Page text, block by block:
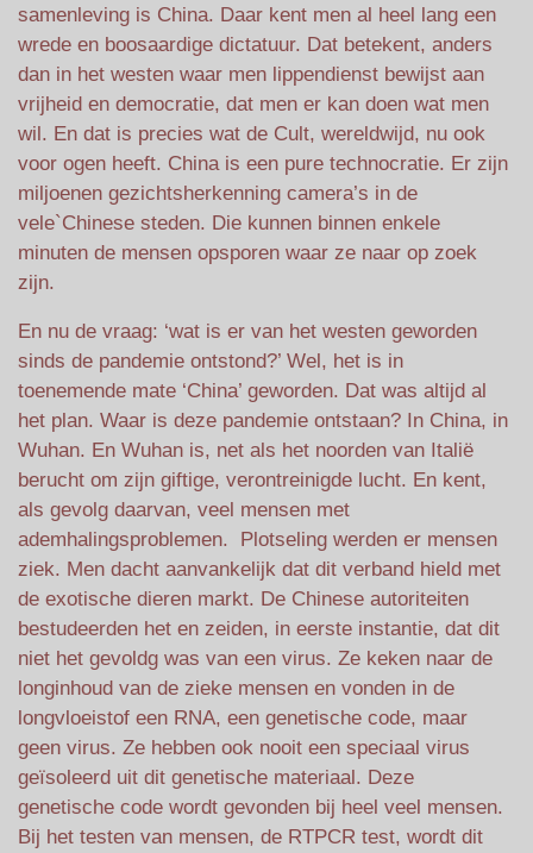
samenleving is China. Daar kent men al heel lang een
wrede en boosaardige dictatuur. Dat betekent, anders
dan in het westen waar men lippendienst bewijst aan
vrijheid en democratie, dat men er kan doen wat men
wil. En dat is precies wat de Cult, wereldwijd, nu ook
voor ogen heeft. China is een pure technocratie. Er zijn
miljoenen gezichtsherkenning camera’s in de
vele`Chinese steden. Die kunnen binnen enkele
minuten de mensen opsporen waar ze naar op zoek
zijn.
En nu de vraag: ‘wat is er van het westen geworden
sinds de pandemie ontstond?’ Wel, het is in
toenemende mate ‘China’ geworden. Dat was altijd al
het plan. Waar is deze pandemie ontstaan? In China, in
Wuhan. En Wuhan is, net als het noorden van Italië
berucht om zijn giftige, verontreinigde lucht. En kent,
als gevolg daarvan, veel mensen met
ademhalingsproblemen. Plotseling werden er mensen
ziek. Men dacht aanvankelijk dat dit verband hield met
de exotische dieren markt. De Chinese autoriteiten
bestudeerden het en zeiden, in eerste instantie, dat dit
niet het gevoldg was van een virus. Ze keken naar de
longinhoud van de zieke mensen en vonden in de
longvloeistof een RNA, een genetische code, maar
geen virus. Ze hebben ook nooit een speciaal virus
geïsoleerd uit dit genetische materiaal. Deze
genetische code wordt gevonden bij heel veel mensen.
Bij het testen van mensen, de RTPCR test, wordt dit